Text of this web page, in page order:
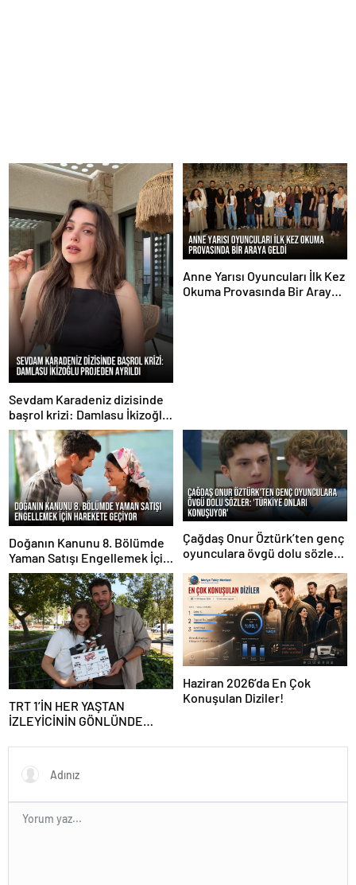
Sevdam Karadeniz dizisinde
başrol krizi: Damlasu İkizoğlu
projeden ayrıldı
Anne Yarısı Oyuncuları İlk Kez
Okuma Provasında Bir Araya
Doğanın Kanunu 8. Bölümde
Yaman Satışı Engellemek İçin
Harekete Geçiyor
Çağdaş Onur Öztürk’ten genç
oyunculara övgü dolu sözler:
TRT 1’İN HER YAŞTAN
İZLEYİCİNİN GÖNLÜNDE
‘EVLİLİK GÜZELDİR’ SETE
ÇIKTI!
Haziran 2026’da En Çok
Konuşulan Diziler!